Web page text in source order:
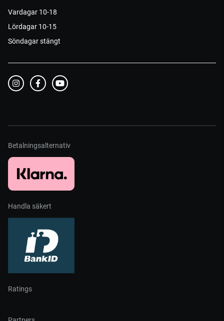
Vardagar 10-18
Lördagar 10-15
Söndagar stängt
Betalningsalternativ
Handla säkert
Ratings